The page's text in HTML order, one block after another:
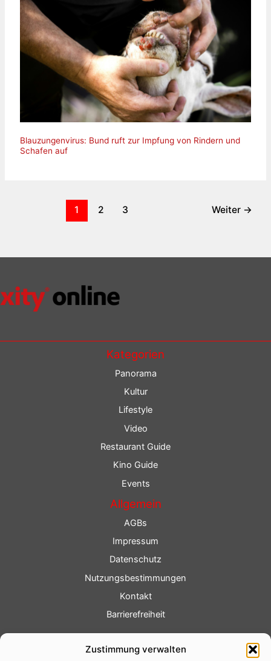
Zustimmung verwalten
Blauzungenvirus: Bund ruft zur Impfung von Rindern und
Schafen auf
1 2 3 Weiter →
Kategorien
Panorama
Kultur
Lifestyle
Video
Restaurant Guide
Kino Guide
Events
Allgemein
AGBs
Impressum
Datenschutz
Nutzungsbestimmungen
Kontakt
Barrierefreiheit
Fotoservice